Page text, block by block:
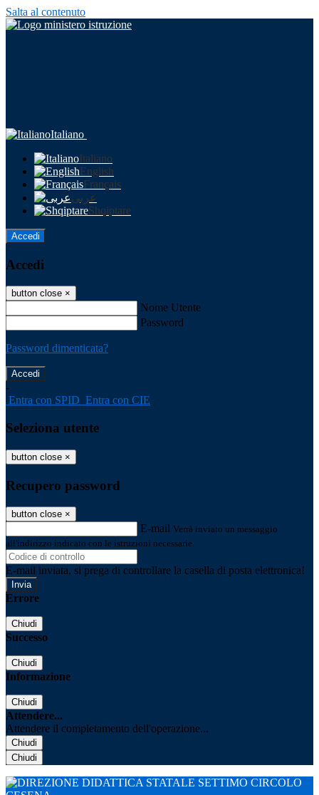
Salta al contenuto
Italiano
Italiano
English
Français
عربى
Shqiptare
Accedi
Accedi
button close ×
Nome Utente
Password
Password dimenticata?
-
Entra con SPID Entra con CIE
Seleziona utente
button close ×
Recupero password
button close ×
E-mail Verrà inviato un messaggio
all'indirizzo indicato con le istruzioni necessarie.
E-mail inviata, si prega di controllare la casella di posta elettronica!
Errore
Chiudi
Successo
Chiudi
Informazione
Chiudi
Attendere...
Attendere il completamento dell'operazione...
Chiudi
Chiudi